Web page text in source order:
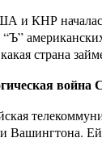
и КНР
страна
Вашингтона.